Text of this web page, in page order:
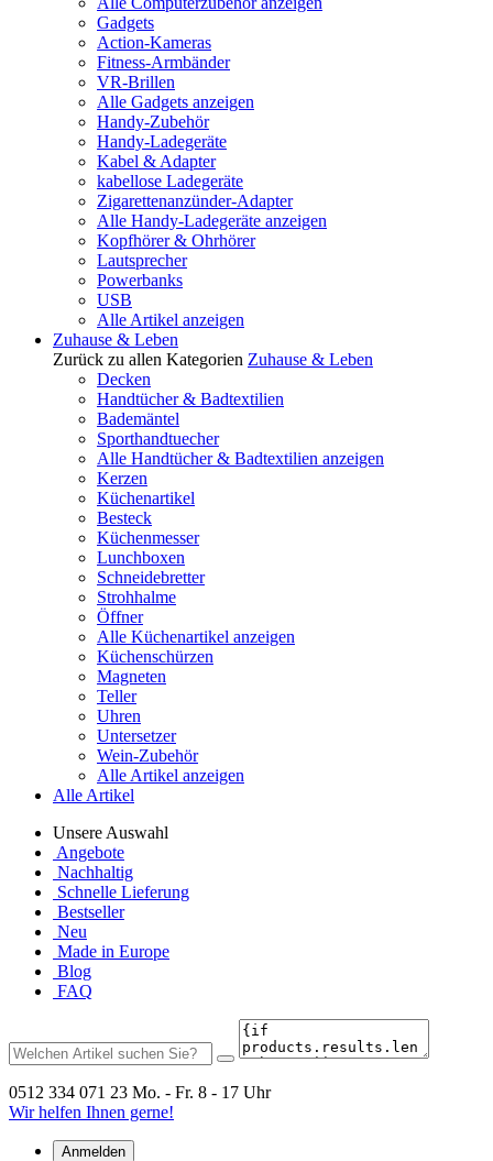
Gadgets
Action-Kameras
Fitness-Armbänder
VR-Brillen
Alle Gadgets anzeigen
Handy-Zubehör
Handy-Ladegeräte
Kabel & Adapter
kabellose Ladegeräte
Zigarettenanzünder-Adapter
Alle Handy-Ladegeräte anzeigen
Kopfhörer & Ohrhörer
Lautsprecher
Powerbanks
USB
Alle Artikel anzeigen
Zuhause & Leben
Zurück zu allen Kategorien Zuhause & Leben
Decken
Handtücher & Badtextilien
Bademäntel
Sporthandtuecher
Alle Handtücher & Badtextilien anzeigen
Kerzen
Küchenartikel
Besteck
Küchenmesser
Lunchboxen
Schneidebretter
Strohhalme
Öffner
Alle Küchenartikel anzeigen
Küchenschürzen
Magneten
Teller
Uhren
Untersetzer
Wein-Zubehör
Alle Artikel anzeigen
Alle Artikel
Unsere Auswahl
Angebote
Nachhaltig
Schnelle Lieferung
Bestseller
Neu
Made in Europe
Blog
FAQ
0512 334 071 23 Mo. - Fr. 8 - 17 Uhr
Wir helfen Ihnen gerne!
Anmelden